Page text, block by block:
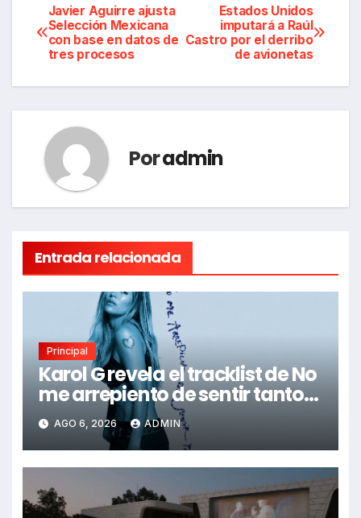
Navegación
de
entradas
Estados Unidos
imputará a Raúl
Castro por el derribo
de avionetas
Javier Aguirre ajusta
Selección Mexicana
con base en datos de
tres procesos
Poradmin
Entrada relacionada
Principal
Karol G revela el tracklist de No
me arrepiento de sentir tanto:
Drake, Bruno Mars y más
estrellas se suman al álbum
AGO 6, 2026 ADMIN